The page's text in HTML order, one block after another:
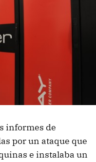
informes de
por un ataque que
e instalaba un